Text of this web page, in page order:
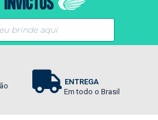
ENTREGA
Em todo o Brasil